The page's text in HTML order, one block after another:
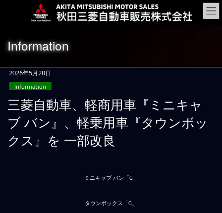
移
ン
Information
2026年5月28日
Information
三菱自動車、軽商用車『ミニキャ
ブ バン』、軽乗用車『タウンボッ
クス』を 一部改良
ミニキャブ バン「G」
タウンボックス「G」